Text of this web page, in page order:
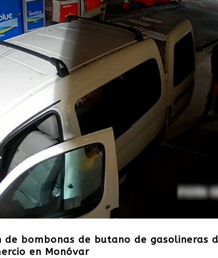
bombonas de butano de gasolineras
en Monóvar